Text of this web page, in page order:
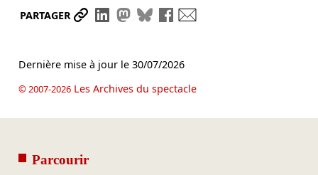
PARTAGER Partager le lien
Partager sur LinkedIn
Partager sur Mastodon
Partager sur Bluesky
Partager sur Facebook
Dernière mise à jour le 30/07/2026
© 2007-2026Les Archives du spectacle
Parcourir